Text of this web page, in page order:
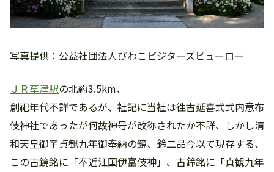
写真提供：公益社団法人びわこビジターズビューロー
ＪＲ草津駅の北約3.5km、
創祀年代不詳であるが、社記に当社は徃古延喜式式内意布
伎神社であったが何故神号が改称されたか不詳、しかし清
和天皇御宇貞観九年御奉納の鏡、鈴二品今以て現存する、
この古鏡銘に「奉近江国伊富伎神」、古鈴銘に「貞観九年